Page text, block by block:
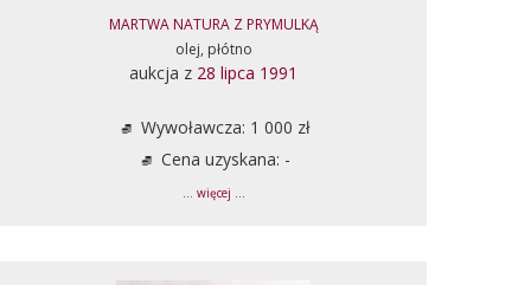
MARTWA NATURA Z PRYMULKĄ
olej, płótno
aukcja z 28 lipca 1991
Wywoławcza: 1 000 zł
Cena uzyskana: -
... więcej ...